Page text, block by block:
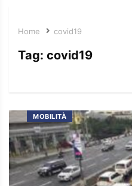
Home covid19
Tag: covid19
MOBILITÀ